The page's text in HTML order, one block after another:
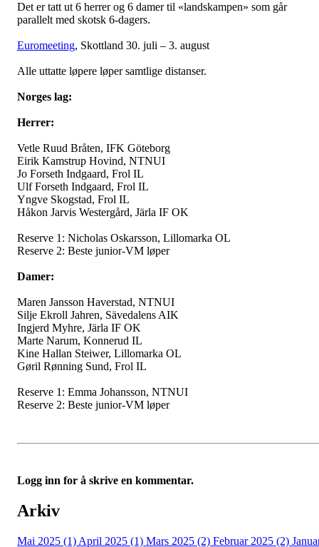
Det er tatt ut 6 herrer og 6 damer til «landskampen» som går
parallelt med skotsk 6-dagers.
Euromeeting, Skottland 30. juli – 3. august
Alle uttatte løpere løper samtlige distanser.
Norges lag:
Herrer:
Vetle Ruud Bråten, IFK Göteborg
Eirik Kamstrup Hovind, NTNUI
Jo Forseth Indgaard, Frol IL
Ulf Forseth Indgaard, Frol IL
Yngve Skogstad, Frol IL
Håkon Jarvis Westergård, Järla IF OK
Reserve 1: Nicholas Oskarsson, Lillomarka OL
Reserve 2: Beste junior-VM løper
Damer:
Maren Jansson Haverstad, NTNUI
Silje Ekroll Jahren, Sävedalens AIK
Ingjerd Myhre, Järla IF OK
Marte Narum, Konnerud IL
Kine Hallan Steiwer, Lillomarka OL
Gøril Rønning Sund, Frol IL
Reserve 1: Emma Johansson, NTNUI
Reserve 2: Beste junior-VM løper
Logg inn for å skrive en kommentar.
Arkiv
Mai 2025 (1) April 2025 (1) Mars 2025 (2) Februar 2025 (2)